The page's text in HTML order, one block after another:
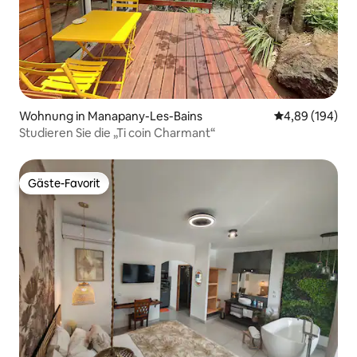
Wohnung in Manapany-Les-Bains
4,89 (194)
Studieren Sie die „Ti coin Charmant“
Gäste-Favorit
Gäste-Favorit